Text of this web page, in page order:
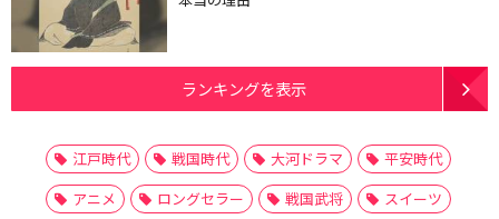
ランキングを表示
江戸時代 戦国時代 大河ドラマ
平安時代
アニメ
ロングセラー 戦国武将
スイーツ